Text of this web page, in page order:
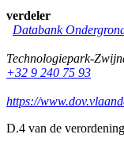
verdeler
Databank
Technologiepark-
+32 9 240 75 93
https://
D.4 van de